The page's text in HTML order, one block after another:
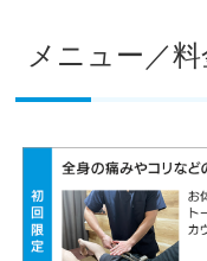
メニュー／料